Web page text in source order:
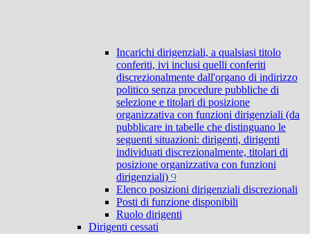
Incarichi dirigenziali, a qualsiasi titolo
conferiti, ivi inclusi quelli conferiti
discrezionalmente dall'organo di indirizzo
politico senza procedure pubbliche di
selezione e titolari di posizione
organizzativa con funzioni dirigenziali (da
pubblicare in tabelle che distinguano le
seguenti situazioni: dirigenti, dirigenti
individuati discrezionalmente, titolari di
posizione organizzativa con funzioni
dirigenziali) 9
Elenco posizioni dirigenziali discrezionali
Posti di funzione disponibili
Ruolo dirigenti
Dirigenti cessati